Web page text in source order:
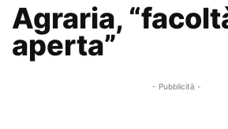
Agraria,
aperta”
- Pubblicità -